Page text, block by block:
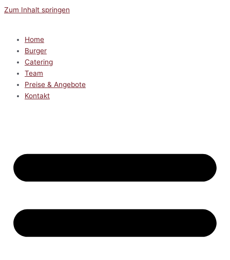
Zum Inhalt springen
Home
Burger
Catering
Team
Preise & Angebote
Kontakt